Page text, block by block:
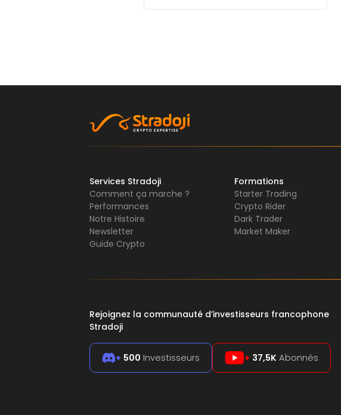
Services Stradoji
Comment ça marche ?
Performances
Notre Histoire
Newsletter
Guide Crypto
Formations
Starter Trading
Crypto Rider
Dark Trader
Market Maker
Rejoignez la communauté d’investisseurs francophone
Stradoji
+ 500 Investisseurs + 37,5K Abonnés